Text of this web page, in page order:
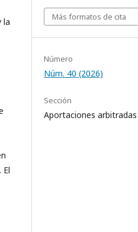
la
Más formatos de cita
Número
Núm. 40 (2026)
Sección
Aportaciones arbitradas